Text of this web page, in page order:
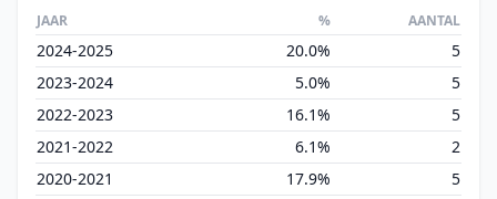
JAAR % AANTAL
2024-2025 20.0%
5
2023-2024
5.0%
5
2022-2023
16.1%
5
2021-2022
6.1%
2
2020-2021
17.9%
5